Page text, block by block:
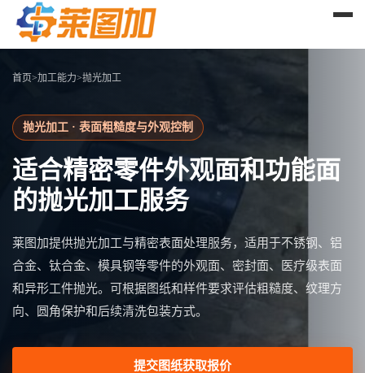
首页>加工能力>抛光加工
抛光加工 · 表面粗糙度与外观控制
适合精密零件外观面和功能面
的抛光加工服务
莱图加提供抛光加工与精密表面处理服务，适用于不锈钢、铝
合金、钛合金、模具钢等零件的外观面、密封面、医疗级表面
和异形工件抛光。可根据图纸和样件要求评估粗糙度、纹理方
向、圆角保护和后续清洗包装方式。
提交图纸获取报价